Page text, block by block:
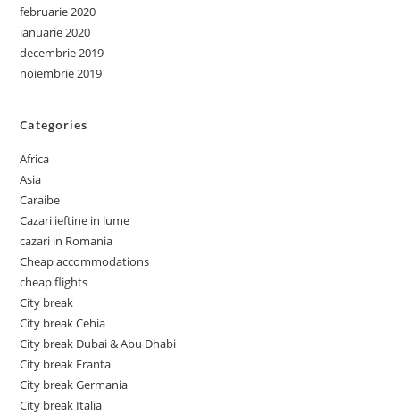
februarie 2020
ianuarie 2020
decembrie 2019
noiembrie 2019
Categories
Africa
Asia
Caraibe
Cazari ieftine in lume
cazari in Romania
Cheap accommodations
cheap flights
City break
City break Cehia
City break Dubai & Abu Dhabi
City break Franta
City break Germania
City break Italia